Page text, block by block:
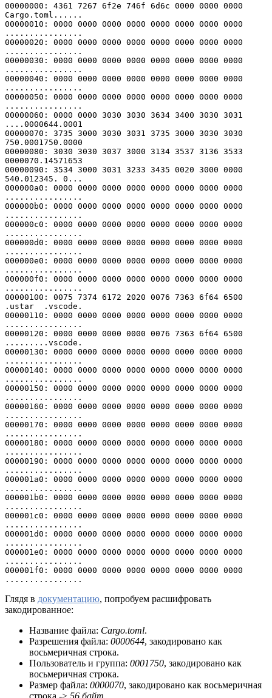
00000000: 4361 7267 6f2e 746f 6d6c 0000 0000 0000
Cargo.toml......
00000010: 0000 0000 0000 0000 0000 0000 0000 0000
................
00000020: 0000 0000 0000 0000 0000 0000 0000 0000
................
00000030: 0000 0000 0000 0000 0000 0000 0000 0000
................
00000040: 0000 0000 0000 0000 0000 0000 0000 0000
................
00000050: 0000 0000 0000 0000 0000 0000 0000 0000
................
00000060: 0000 0000 3030 3030 3634 3400 3030 3031
....0000644.0001
00000070: 3735 3000 3030 3031 3735 3000 3030 3030
750.0001750.0000
00000080: 3030 3030 3037 3000 3134 3537 3136 3533
0000070.14571653
00000090: 3534 3000 3031 3233 3435 0020 3000 0000
540.012345. 0...
000000a0: 0000 0000 0000 0000 0000 0000 0000 0000
................
000000b0: 0000 0000 0000 0000 0000 0000 0000 0000
................
000000c0: 0000 0000 0000 0000 0000 0000 0000 0000
................
000000d0: 0000 0000 0000 0000 0000 0000 0000 0000
................
000000e0: 0000 0000 0000 0000 0000 0000 0000 0000
................
000000f0: 0000 0000 0000 0000 0000 0000 0000 0000
................
00000100: 0075 7374 6172 2020 0076 7363 6f64 6500
.ustar  .vscode.
00000110: 0000 0000 0000 0000 0000 0000 0000 0000
................
00000120: 0000 0000 0000 0000 0076 7363 6f64 6500
.........vscode.
00000130: 0000 0000 0000 0000 0000 0000 0000 0000
................
00000140: 0000 0000 0000 0000 0000 0000 0000 0000
................
00000150: 0000 0000 0000 0000 0000 0000 0000 0000
................
00000160: 0000 0000 0000 0000 0000 0000 0000 0000
................
00000170: 0000 0000 0000 0000 0000 0000 0000 0000
................
00000180: 0000 0000 0000 0000 0000 0000 0000 0000
................
00000190: 0000 0000 0000 0000 0000 0000 0000 0000
................
000001a0: 0000 0000 0000 0000 0000 0000 0000 0000
................
000001b0: 0000 0000 0000 0000 0000 0000 0000 0000
................
000001c0: 0000 0000 0000 0000 0000 0000 0000 0000
................
000001d0: 0000 0000 0000 0000 0000 0000 0000 0000
................
000001e0: 0000 0000 0000 0000 0000 0000 0000 0000
................
000001f0: 0000 0000 0000 0000 0000 0000 0000 0000
................
Глядя в документацию, попробуем расшифровать
закодированное:
Название файла: Cargo.toml.
Разрешения файла: 0000644, закодировано как
восьмеричная строка.
Пользователь и группа: 0001750, закодировано как
восьмеричная строка.
Размер файла: 0000070, закодировано как восьмеричная
строка -> 56 байт